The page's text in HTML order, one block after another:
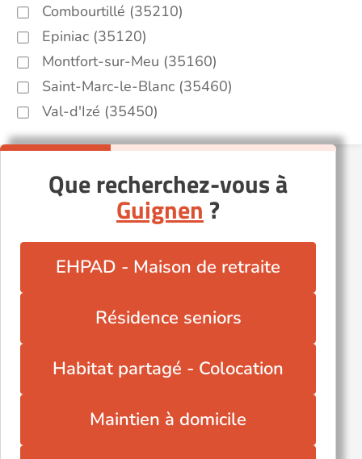
Combourtillé (35210)
Epiniac (35120)
Montfort-sur-Meu (35160)
Saint-Marc-le-Blanc (35460)
Val-d'Izé (35450)
Que recherchez-vous à
Guignen ?
EHPAD - Maison de retraite
Résidence seniors
Habitat partagé - Colocation
Maintien à domicile